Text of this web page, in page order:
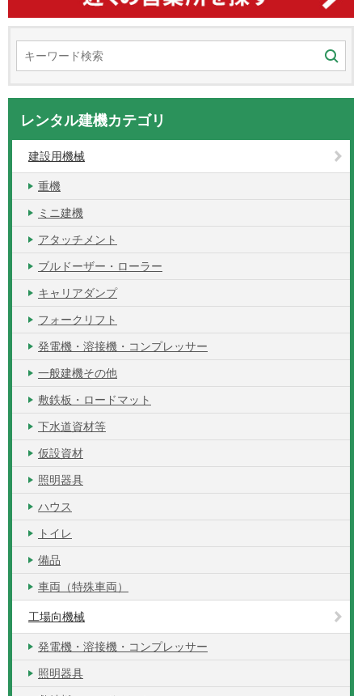
レンタル建機カテゴリ
建設用機械
重機
ミニ建機
アタッチメント
ブルドーザー・ローラー
キャリアダンプ
フォークリフト
発電機・溶接機・コンプレッサー
一般建機その他
敷鉄板・ロードマット
下水道資材等
仮設資材
照明器具
ハウス
トイレ
備品
車両（特殊車両）
工場向機械
発電機・溶接機・コンプレッサー
照明器具